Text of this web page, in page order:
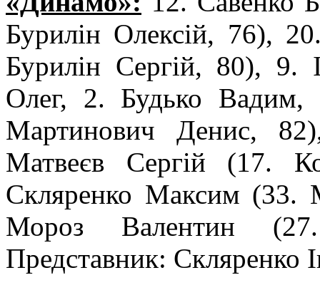
Бурилін Олексій, 76),
Бурилін Сергій, 80), 9.
Олег, 2. Будько Вадим,
Мартинович Денис,
Матвеєв Сергій (17.
Скляренко Максим (33.
Мороз Валентин
Представник: Скляренко